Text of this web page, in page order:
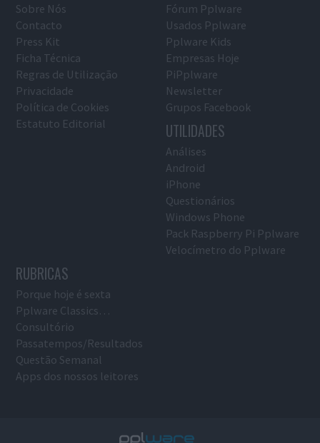
Sobre Nós
Contacto
Press Kit
Ficha Técnica
Regras de Utilização
Privacidade
Política de Cookies
Estatuto Editorial
Fórum Pplware
Usados Pplware
Pplware Kids
Empresas Hoje
PiPplware
Newsletter
Grupos Facebook
UTILIDADES
Análises
Android
iPhone
Questionários
Windows Phone
Pack Raspberry Pi Pplware
Velocímetro do Pplware
RUBRICAS
Porque hoje é sexta
Pplware Classics…
Consultório
Passatempos/Resultados
Questão Semanal
Apps dos nossos leitores